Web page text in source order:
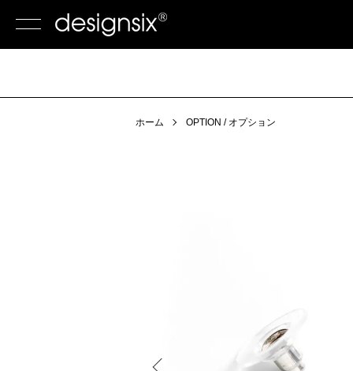
ホーム OPTION / オプション